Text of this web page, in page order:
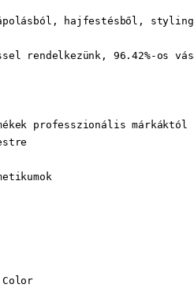
hajfestésből,
rendelkezünk,
professzionális márkáktól